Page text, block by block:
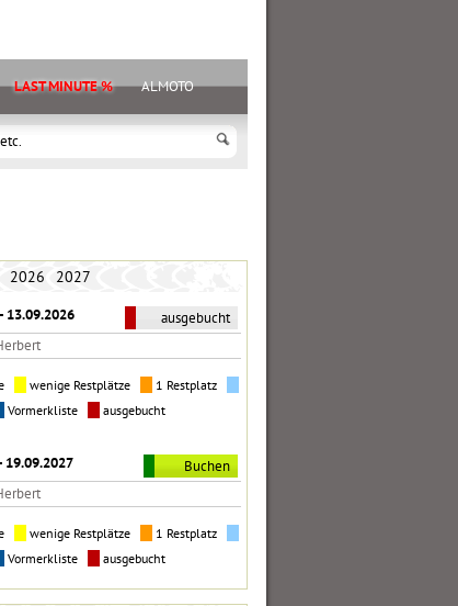
LAST MINUTE % ALMOTO
2026 2027
13.09.2026
ausgebucht
wenige Restplätze
1 Restplatz
Vormerkliste ausgebucht
19.09.2027
Buchen
wenige Restplätze
1 Restplatz
Vormerkliste ausgebucht